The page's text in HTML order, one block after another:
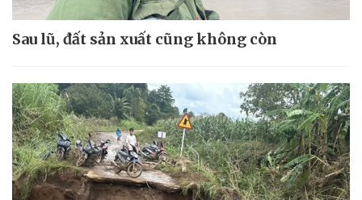
Sau lũ, đất sản xuất cũng không còn